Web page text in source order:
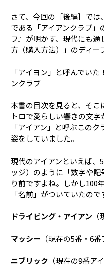
さて、今回の［後編］で
である「アイアンクラブ
フ』が明かす、現代にも
方（購入方法）」のディー
「アイヨン」と呼んでい
ンクラブ
本書の目次を見ると、そ
トロで愛らしい響きの文
「アイアン」と呼ぶこの
姿をしていました。
現代のアイアンといえば、
ッジ）のように「数字や
り前ですよね。しかし100
「名前」がついていたので
ドライビング・アイアン
マッシー （現在の5番・6番
ニブリック （現在の9番ア